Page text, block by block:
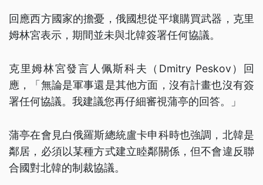
回應西方國家的擔憂，俄國想從平壤購買武器，克里
姆林宮表示，期間並未與北韓簽署任何協議。
克里姆林宮發言人佩斯科夫（Dmitry Peskov）回
應，「無論是軍事還是其他方面，沒有計畫也沒有簽
署任何協議。我建議您再仔細審視蒲亭的回答。」
蒲亭在會見白俄羅斯總統盧卡申科時也強調，北韓是
鄰居，必須以某種方式建立睦鄰關係，但不會違反聯
合國對北韓的制裁協議。